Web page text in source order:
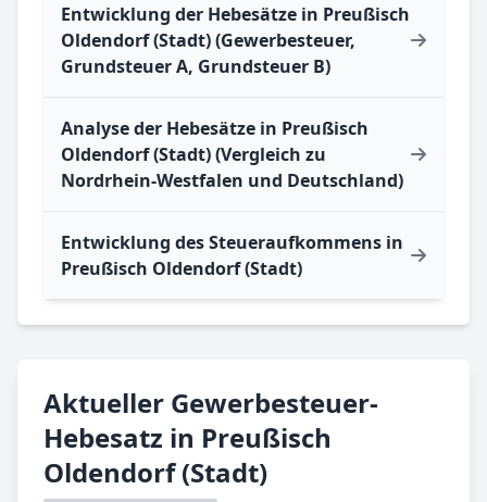
Entwicklung der Hebesätze in Preußisch
Oldendorf (Stadt) (Gewerbesteuer,
Grundsteuer A, Grundsteuer B)
Analyse der Hebesätze in Preußisch
Oldendorf (Stadt) (Vergleich zu
Nordrhein-Westfalen und Deutschland)
Entwicklung des Steueraufkommens in
Preußisch Oldendorf (Stadt)
Aktueller Gewerbesteuer-
Hebesatz in Preußisch
Oldendorf (Stadt)